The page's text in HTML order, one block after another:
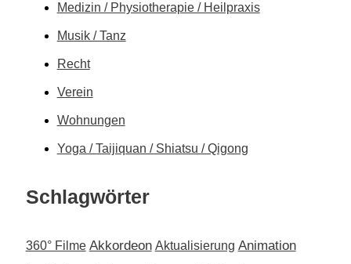
Medizin / Physiotherapie / Heilpraxis
Musik / Tanz
Recht
Verein
Wohnungen
Yoga / Taijiquan / Shiatsu / Qigong
Schlagwörter
360° Filme Akkordeon Aktualisierung Animation